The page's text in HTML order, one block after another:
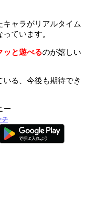
ャラがリアルタイム
っています。
ッと遊べるのが嬉しい
る、今後も期待でき
ー
チ